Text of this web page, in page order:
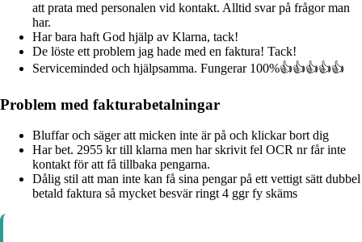
att prata med personalen vid kontakt. Alltid svar på frågor man
har.
Har bara haft God hjälp av Klarna, tack!
De löste ett problem jag hade med en faktura! Tack!
Serviceminded och hjälpsamma. Fungerar 100%👍👍👍👍👍
Problem med fakturabetalningar
Bluffar och säger att micken inte är på och klickar bort dig
Har bet. 2955 kr till klarna men har skrivit fel OCR nr får inte
kontakt för att få tillbaka pengarna.
Dålig stil att man inte kan få sina pengar på ett vettigt sätt dubbel
betald faktura så mycket besvär ringt 4 ggr fy skäms